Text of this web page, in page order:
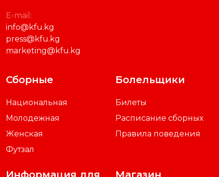
E-mail:
info@kfu.kg
press@kfu.kg
marketing@kfu.kg
Сборные
Национальная
Молодежная
Женская
Футзал
Болельщики
Билеты
Расписание сборных
Правила поведения
Информация для Магазин